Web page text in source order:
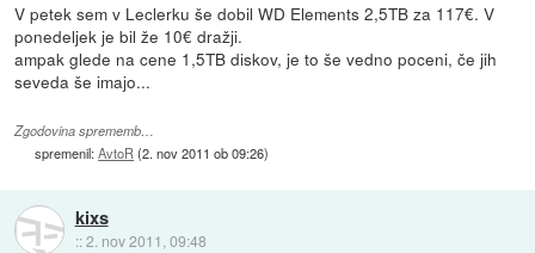
V petek sem v Leclerku še dobil WD Elements 2,5TB za 117€. V
ponedeljek je bil že 10€ dražji.
ampak glede na cene 1,5TB diskov, je to še vedno poceni, če jih
seveda še imajo...
Zgodovina sprememb…
spremenil:AvtoR(2. nov 2011 ob 09:26)
kixs
::2. nov 2011, 09:48